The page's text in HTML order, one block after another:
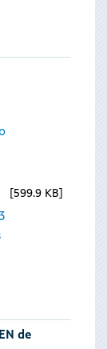
599.9 KB
de